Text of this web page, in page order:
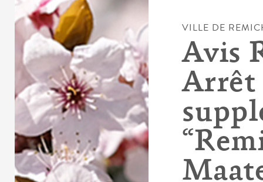
VILLE DE
Avis
Arrêt